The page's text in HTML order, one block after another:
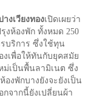
งเวียงทองเปิดเผยว่า
งห้องพัก ทั้งหมด 250
บริการ ซึ่งใช้ทุน
เพื่อให้ทันกับยุคสมัย
ม่เป็นพื้นลามิเนต ซึ่ง
งพักบางยังจะยังเป็น
จากนี้ยังเปลี่ยนผ้า